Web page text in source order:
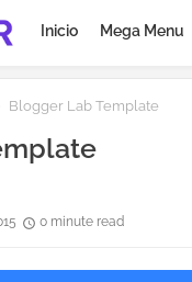
Inicio Mega Menu
Blogger Lab Template
0 minute read